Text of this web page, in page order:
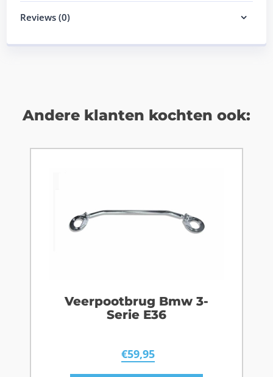
Reviews (0)
Andere klanten kochten ook:
Veerpootbrug Bmw 3-
Serie E36
€59,95